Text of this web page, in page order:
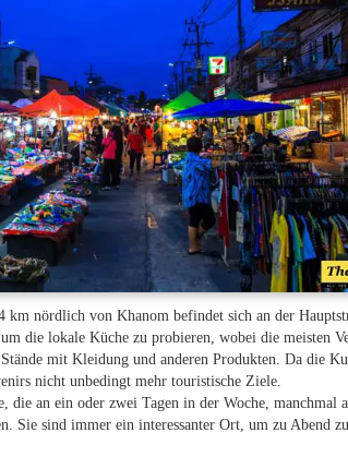
km nördlich von Khanom befindet sich an der
die lokale Küche zu probieren, wobei die meisten
mit Kleidung und anderen Produkten. Da die
nicht unbedingt mehr touristische Ziele.
die an ein oder zwei Tagen in der Woche, manchmal
Sie sind immer ein interessanter Ort, um zu Abend